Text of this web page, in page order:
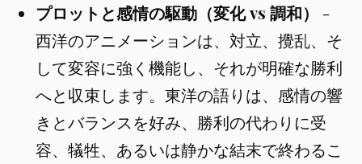
プロットと感情の駆動（変化 vs 調和）
-
西洋のアニメーションは、対立、攪乱、そ
して変容に強く機能し、それが明確な勝利
へと収束します。東洋の語りは、感情の響
きとバランスを好み、勝利の代わりに受
容、犠牲、あるいは静かな結末で終わるこ